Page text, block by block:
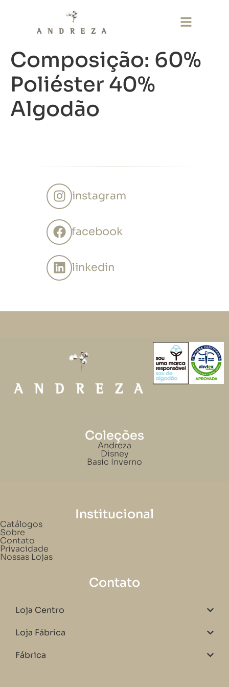
Composição: 60%
Poliéster 40%
Algodão
instagram
facebook
linkedin
Coleções
Andreza
Disney
Basic Inverno
Institucional
Catálogos
Sobre
Contato
Privacidade
Nossas Lojas
Contato
Loja Centro
Loja Fábrica
Fábrica